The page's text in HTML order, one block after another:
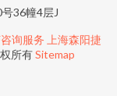
36幢4层J
询服务 上海森阳捷
所有Sitemap